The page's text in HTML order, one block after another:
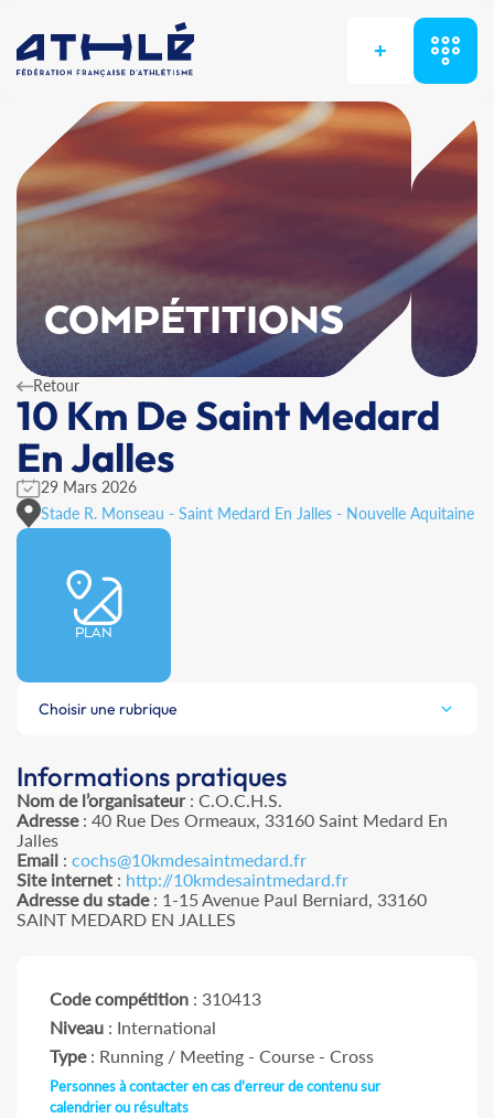
+
COMPÉTITIONS
Retour
10 Km De Saint Medard
En Jalles
29 Mars 2026
Stade R. Monseau - Saint Medard En Jalles - Nouvelle Aquitaine
PLAN
Choisir une rubrique
Informations pratiques
Nom de l’organisateur: C.O.C.H.S.
Adresse: 40 Rue Des Ormeaux, 33160 Saint Medard En
Jalles
Email : cochs@10kmdesaintmedard.fr
Site internet : http://10kmdesaintmedard.fr
Adresse du stade: 1-15 Avenue Paul Berniard, 33160
SAINT MEDARD EN JALLES
Code compétition : 310413
Niveau : International
Type: Running / Meeting - Course - Cross
Personnes à contacter en cas d'erreur de contenu sur
calendrier ou résultats